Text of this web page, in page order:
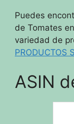
Puedes
de Tomates
variedad de
PRODUCTOS
ASIN